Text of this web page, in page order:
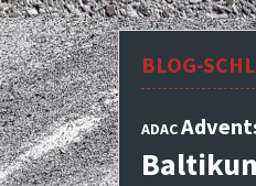
BLOG-
ADAC